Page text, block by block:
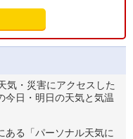
気・災害にアクセスした
今日・明日の天気と気温
ある「パーソナル天気に